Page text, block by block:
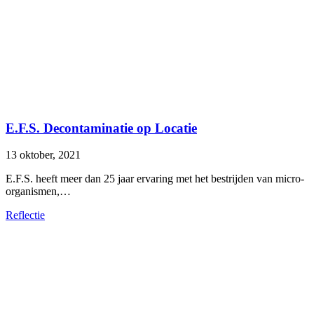
E.F.S. Decontaminatie op Locatie
13 oktober, 2021
E.F.S. heeft meer dan 25 jaar ervaring met het bestrijden van micro-
organismen,…
Reflectie